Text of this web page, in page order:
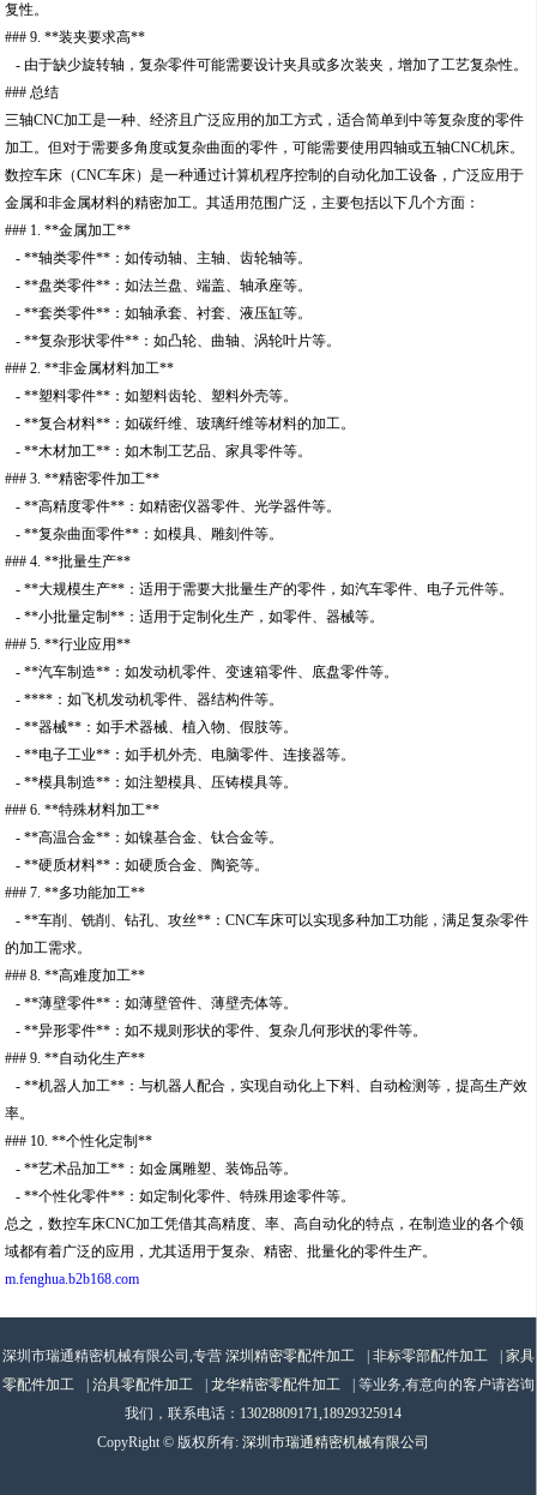
复性。
### 9. **装夹要求高**
- 由于缺少旋转轴，复杂零件可能需要设计夹具或多次装夹，增加了工艺复杂性。
### 总结
三轴CNC加工是一种、经济且广泛应用的加工方式，适合简单到中等复杂度的零件
加工。但对于需要多角度或复杂曲面的零件，可能需要使用四轴或五轴CNC机床。
数控车床（CNC车床）是一种通过计算机程序控制的自动化加工设备，广泛应用于
金属和非金属材料的精密加工。其适用范围广泛，主要包括以下几个方面：
### 1. **金属加工**
- **轴类零件**：如传动轴、主轴、齿轮轴等。
- **盘类零件**：如法兰盘、端盖、轴承座等。
- **套类零件**：如轴承套、衬套、液压缸等。
- **复杂形状零件**：如凸轮、曲轴、涡轮叶片等。
### 2. **非金属材料加工**
- **塑料零件**：如塑料齿轮、塑料外壳等。
- **复合材料**：如碳纤维、玻璃纤维等材料的加工。
- **木材加工**：如木制工艺品、家具零件等。
### 3. **精密零件加工**
- **高精度零件**：如精密仪器零件、光学器件等。
- **复杂曲面零件**：如模具、雕刻件等。
### 4. **批量生产**
- **大规模生产**：适用于需要大批量生产的零件，如汽车零件、电子元件等。
- **小批量定制**：适用于定制化生产，如零件、器械等。
### 5. **行业应用**
- **汽车制造**：如发动机零件、变速箱零件、底盘零件等。
- ****：如飞机发动机零件、器结构件等。
- **器械**：如手术器械、植入物、假肢等。
- **电子工业**：如手机外壳、电脑零件、连接器等。
- **模具制造**：如注塑模具、压铸模具等。
### 6. **特殊材料加工**
- **高温合金**：如镍基合金、钛合金等。
- **硬质材料**：如硬质合金、陶瓷等。
### 7. **多功能加工**
- **车削、铣削、钻孔、攻丝**：CNC车床可以实现多种加工功能，满足复杂零件
的加工需求。
### 8. **高难度加工**
- **薄壁零件**：如薄壁管件、薄壁壳体等。
- **异形零件**：如不规则形状的零件、复杂几何形状的零件等。
### 9. **自动化生产**
- **机器人加工**：与机器人配合，实现自动化上下料、自动检测等，提高生产效
率。
### 10. **个性化定制**
- **艺术品加工**：如金属雕塑、装饰品等。
- **个性化零件**：如定制化零件、特殊用途零件等。
总之，数控车床CNC加工凭借其高精度、率、高自动化的特点，在制造业的各个领
域都有着广泛的应用，尤其适用于复杂、精密、批量化的零件生产。
m.fenghua.b2b168.com
深圳市瑞通精密机械有限公司,专营 深圳精密零配件加工 非标零部配件加工
家具
零配件加工
治具零配件加工 龙华精密零配件加工
| 等业务,有意向的客户请咨询
我们，联系电话： 13028809171,18929325914
CopyRight © 版权所有: 深圳市瑞通精密机械有限公司